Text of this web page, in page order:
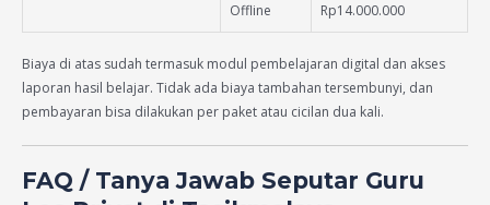
Offline Rp14.000.000
Biaya di atas sudah termasuk modul pembelajaran digital dan akses
laporan hasil belajar. Tidak ada biaya tambahan tersembunyi, dan
pembayaran bisa dilakukan per paket atau cicilan dua kali.
FAQ / Tanya Jawab Seputar Guru